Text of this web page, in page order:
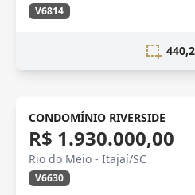
V6814
CONDOMÍNIO RIVERSIDE
R$ 1.930.000,00
Rio do Meio - Itajaí/SC
V6630